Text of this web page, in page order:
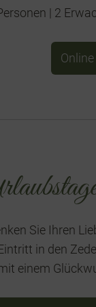
| 2
Sie Ihren
in den
einem